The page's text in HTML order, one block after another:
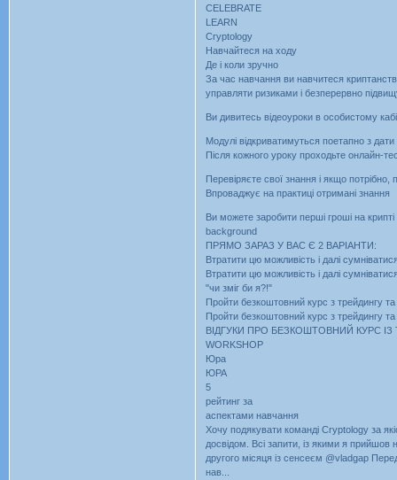
CELEBRATE
LEARN
Cryptology
Навчайтеся на ходу
Де і коли зручно
За час навчання ви навчитеся
управляти ризиками і безперервно
Ви дивитесь відеоуроки в особистому
Модулі відкриватимуться поетапно з
Після кожного уроку проходьте онлайн-
Перевіряєте свої знання і якщо потрібно,
Впроваджує на практиці отримані знання
Ви можете заробити перші гроші на
background
ПРЯМО ЗАРАЗ У ВАС Є 2 ВАРІАНТИ:
Втратити цю можливість і далі
Втратити цю можливість і далі
"чи зміг би я?!"
Пройти безкоштовний курс з трейдингу
Пройти безкоштовний курс з трейдингу
ВІДГУКИ ПРО БЕЗКОШТОВНИЙ КУРС ІЗ
WORKSHOP
Юра
ЮРА
5
рейтинг за
аспектами навчання
Хочу подякувати команді Cryptology за
досвідом. Всі запити, із якими я
другого місяця із сенсеєм @vladgap
нав...